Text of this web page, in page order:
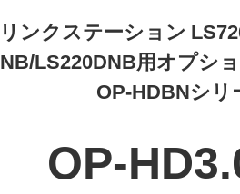
リンクステーション
NB/LS220DNB用オプシ
OP-HDBNシリ
OP-